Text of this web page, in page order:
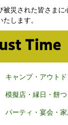
被災された皆さま
します。
キャンプ・アウトド
模擬店・縁日・餅つ
パーティ・宴会・家